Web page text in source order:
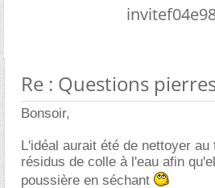
Re : Questions
Bonsoir,
L'idéal aurait été de nettoyer
résidus de colle à l'eau afin
poussière en séchant